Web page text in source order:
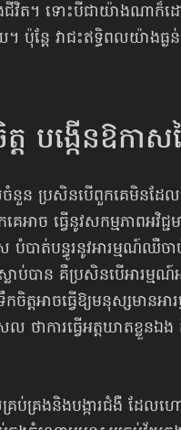
វិត។ ទោះបីជាយ៉ាងណាក៏ដោ
ន្តែ វាជះឥទ្ធិពលយ៉ាងធ្ង
ត បង្កើនឱកាស
ចំនួន ប្រសិនបើពួកគេមិនដែ
អាច ធ្វើនូវសកម្មភាពអវិ
ស បំបាត់បន្ធូរនូវអារម្មណ៍
ាប់បាន គឺប្រសិនបើអារម្ម
ចិត្តអាចធ្វើឱ្យមនុស្សមានអ
ថាការធ្វើអត្តឃាតខ្លួន
គ្រងនិងបង្ការជំងឺ ដែលហៅក